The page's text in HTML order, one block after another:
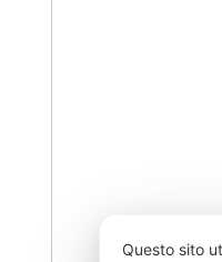
Questo sito